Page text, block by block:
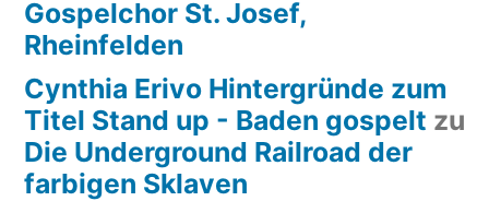
Gospelchor St. Josef,
Rheinfelden
Cynthia Erivo Hintergründe zum
Titel Stand up - Baden gospelt zu
Die Underground Railroad der
farbigen Sklaven